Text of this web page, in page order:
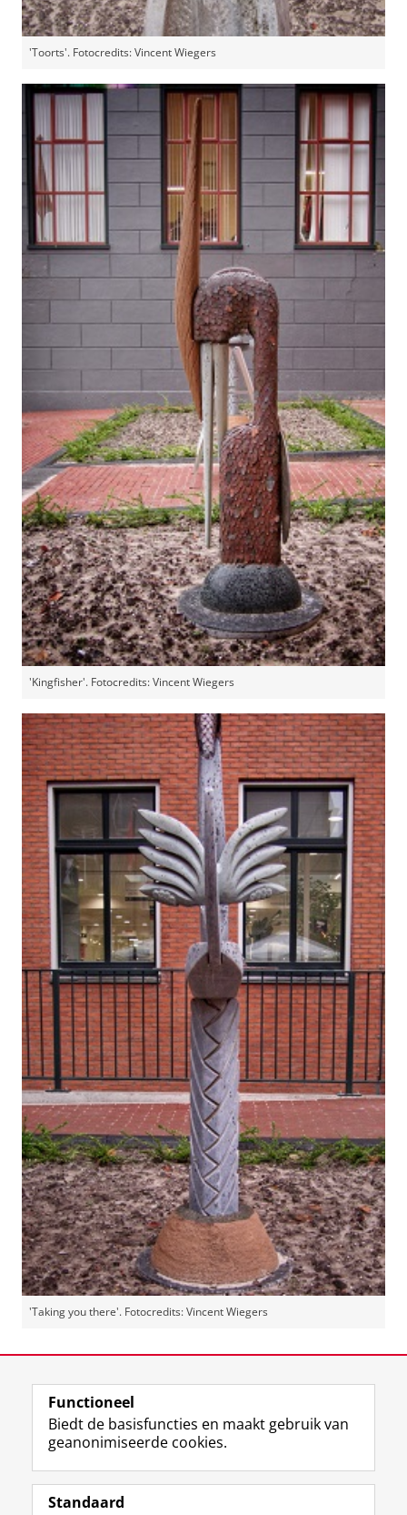
'Toorts'. Fotocredits: Vincent Wiegers
'Kingfisher'. Fotocredits: Vincent Wiegers
'Taking you there'. Fotocredits: Vincent Wiegers
View this page in:English
Volg de RUG
F
a
L
i
R
S
I
n
Y
o
Functioneel
Biedt de basisfuncties en maakt gebruik van
geanonimiseerde cookies.
Standaard